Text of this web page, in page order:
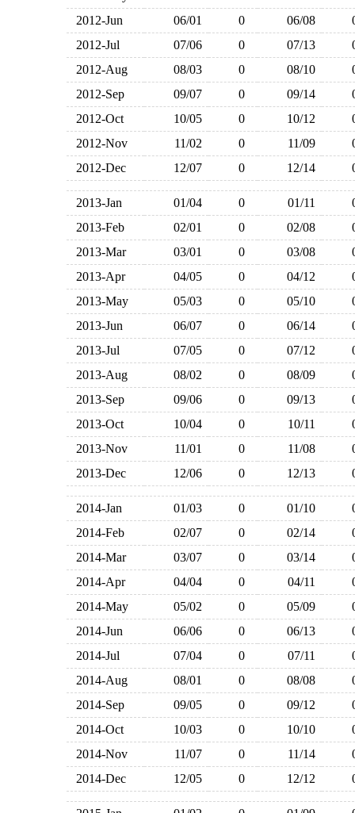
2012-Jun
06/01 0 06/08
2012-Jul
07/06 0 07/13
2012-Aug
08/03 0 08/10
2012-Sep
09/07 0 09/14
2012-Oct
10/05 0 10/12
2012-Nov
11/02 0 11/09
2012-Dec
12/07 0 12/14
2013-Jan 01/04 0 01/11
2013-Feb
02/01 0 02/08
2013-Mar
03/01 0 03/08
2013-Apr
04/05 0 04/12
2013-May
05/03 0 05/10
2013-Jun
06/07 0 06/14
2013-Jul
07/05 0 07/12
2013-Aug
08/02 0 08/09
2013-Sep
09/06 0 09/13
2013-Oct
10/04 0 10/11
2013-Nov
11/01 0 11/08
2013-Dec
12/06 0 12/13
2014-Jan 01/03 0 01/10
2014-Feb
02/07 0 02/14
2014-Mar
03/07 0 03/14
2014-Apr
04/04 0 04/11
2014-May
05/02 0 05/09
2014-Jun
06/06 0 06/13
2014-Jul
07/04 0 07/11
2014-Aug
08/01 0 08/08
2014-Sep
09/05 0 09/12
2014-Oct
10/03 0 10/10
2014-Nov
11/07 0 11/14
2014-Dec
12/05 0 12/12